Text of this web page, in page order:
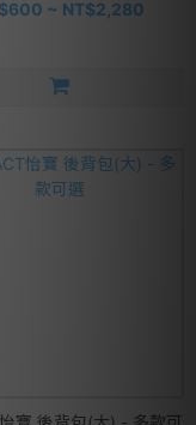
~ NT$2,280